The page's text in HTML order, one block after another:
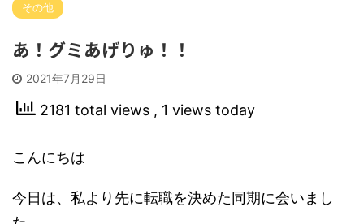
その他
あ！グミあげりゅ！！
2021年7月29日
2181 total views , 1 views today
こんにちは
今日は、私より先に転職を決めた同期に会いまし